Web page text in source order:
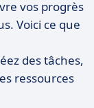
vos progrès
Voici ce que
des tâches,
ressources